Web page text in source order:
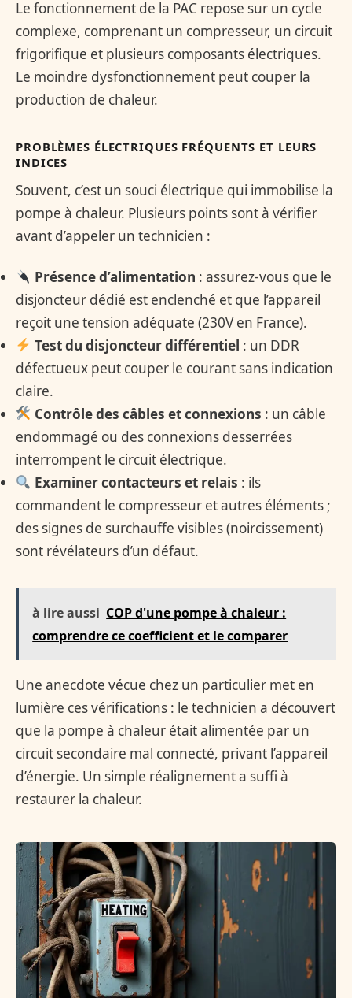
Le fonctionnement de la PAC repose sur un cycle
complexe, comprenant un compresseur, un circuit
frigorifique et plusieurs composants électriques.
Le moindre dysfonctionnement peut couper la
production de chaleur.
PROBLÈMES ÉLECTRIQUES FRÉQUENTS ET LEURS
INDICES
Souvent, c’est un souci électrique qui immobilise la
pompe à chaleur. Plusieurs points sont à vérifier
avant d’appeler un technicien :
Présence d’alimentation : assurez-vous que le
disjoncteur dédié est enclenché et que l’appareil
reçoit une tension adéquate (230V en France).
Test du disjoncteur différentiel : un DDR
défectueux peut couper le courant sans indication
claire.
Contrôle des câbles et connexions : un câble
endommagé ou des connexions desserrées
interrompent le circuit électrique.
Examiner contacteurs et relais : ils
commandent le compresseur et autres éléments ;
des signes de surchauffe visibles (noircissement)
sont révélateurs d’un défaut.
à lire aussi COP d'une pompe à chaleur :
comprendre ce coefficient et le comparer
Une anecdote vécue chez un particulier met en
lumière ces vérifications : le technicien a découvert
que la pompe à chaleur était alimentée par un
circuit secondaire mal connecté, privant l’appareil
d’énergie. Un simple réalignement a suffi à
restaurer la chaleur.